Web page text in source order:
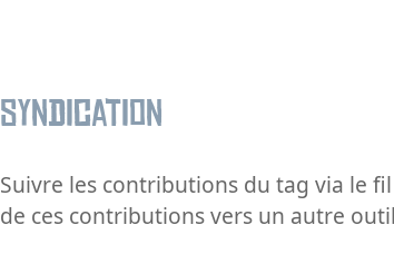
Syndication
Suivre les contributions du tag via le
de ces contributions vers un autre